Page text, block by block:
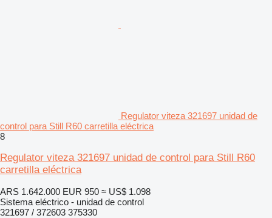
Regulator viteza 321697 unidad de
control para Still R60 carretilla eléctrica
8
Regulator viteza 321697 unidad de control para Still R60
carretilla eléctrica
ARS 1.642.000 EUR 950 ≈ US$ 1.098
Sistema eléctrico - unidad de control
321697 / 372603 375330